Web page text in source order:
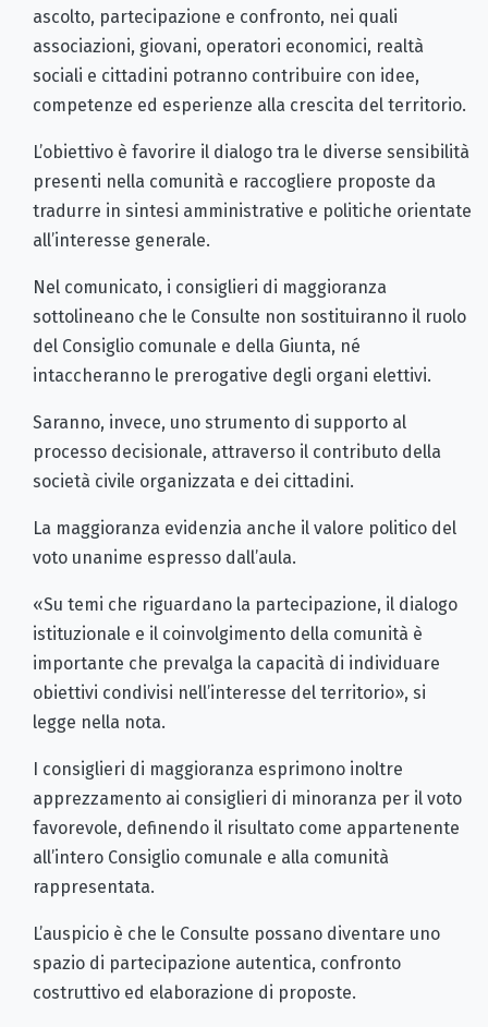
ascolto, partecipazione e confronto, nei quali
associazioni, giovani, operatori economici, realtà
sociali e cittadini potranno contribuire con idee,
competenze ed esperienze alla crescita del territorio.
L’obiettivo è favorire il dialogo tra le diverse sensibilità
presenti nella comunità e raccogliere proposte da
tradurre in sintesi amministrative e politiche orientate
all’interesse generale.
Nel comunicato, i consiglieri di maggioranza
sottolineano che le Consulte non sostituiranno il ruolo
del Consiglio comunale e della Giunta, né
intaccheranno le prerogative degli organi elettivi.
Saranno, invece, uno strumento di supporto al
processo decisionale, attraverso il contributo della
società civile organizzata e dei cittadini.
La maggioranza evidenzia anche il valore politico del
voto unanime espresso dall’aula.
«Su temi che riguardano la partecipazione, il dialogo
istituzionale e il coinvolgimento della comunità è
importante che prevalga la capacità di individuare
obiettivi condivisi nell’interesse del territorio», si
legge nella nota.
I consiglieri di maggioranza esprimono inoltre
apprezzamento ai consiglieri di minoranza per il voto
favorevole, definendo il risultato come appartenente
all’intero Consiglio comunale e alla comunità
rappresentata.
L’auspicio è che le Consulte possano diventare uno
spazio di partecipazione autentica, confronto
costruttivo ed elaborazione di proposte.